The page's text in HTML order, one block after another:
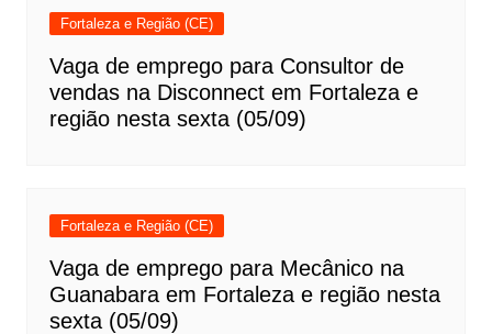
Fortaleza e Região (CE)
Vaga de emprego para Consultor de
vendas na Disconnect em Fortaleza e
região nesta sexta (05/09)
Fortaleza e Região (CE)
Vaga de emprego para Mecânico na
Guanabara em Fortaleza e região nesta
sexta (05/09)